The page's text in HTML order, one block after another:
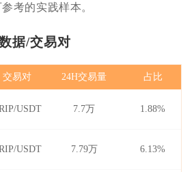
考的实践样本。
据/交易对
交易对 24H交易量 占比
USDT 7.7万 1.88%
USDT 7.79万 6.13%